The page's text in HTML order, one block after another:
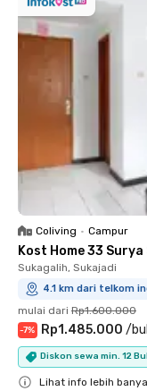
Coliving • Campur
Kost Home 33
Sukagalih, Sukajadi
4.1 km dari telkom
mulai dari Rp1.600.000
-7% Rp1.485.000 /
Diskon sewa min. 12
Lihat info lebih